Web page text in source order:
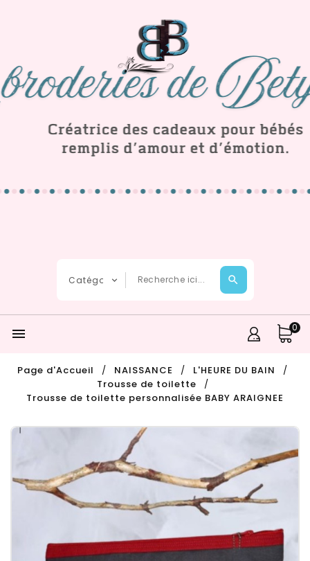
 0
Page d'Accueil NAISSANCE
L'HEURE DU BAIN
Trousse de toilette
Trousse de toilette personnalisée BABY ARAIGNEE